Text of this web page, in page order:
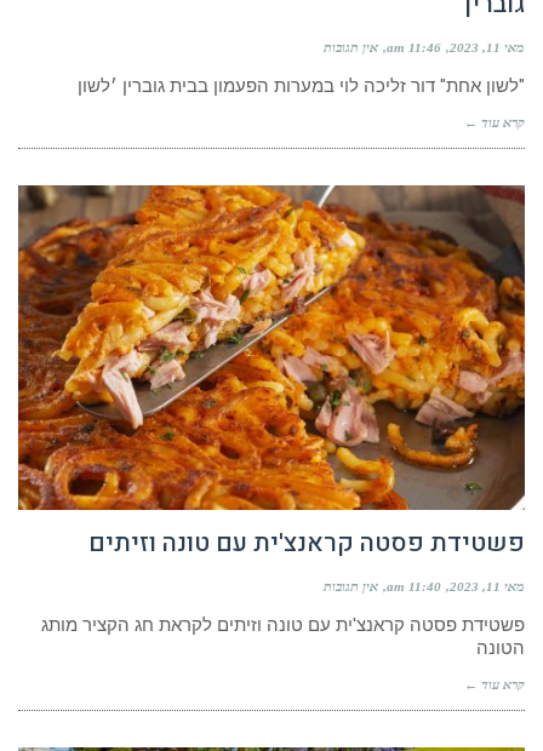
מאי 11, 2023
"לשון אחת" דור זליכה לוי במערות הפעמון בבית גוברין ׳לשון
קרא עוד ←
פשטידת פסטה קראנצ'ית עם טונה וזיתים
מאי 11, 2023 11:40 am אין תגובות
פשטידת פסטה קראנצ'ית עם טונה וזיתים לקראת חג הקציר מותג
הטונה
קרא עוד ←